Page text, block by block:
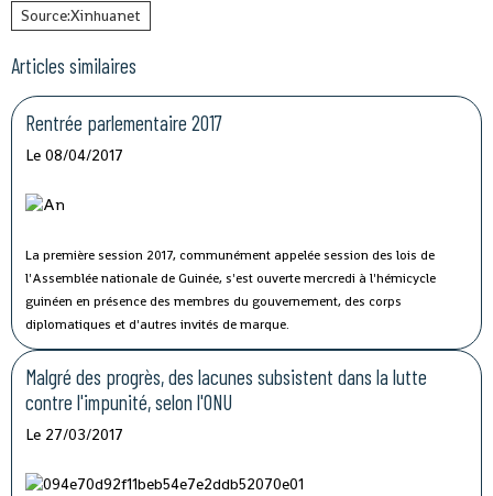
Source:Xinhuanet
Articles similaires
Rentrée parlementaire 2017
Le 08/04/2017
La première session 2017, communément appelée session des lois de
l'Assemblée nationale de Guinée, s'est ouverte mercredi à l'hémicycle
guinéen en présence des membres du gouvernement, des corps
diplomatiques et d'autres invités de marque.
Malgré des progrès, des lacunes subsistent dans la lutte
contre l'impunité, selon l'ONU
Le 27/03/2017